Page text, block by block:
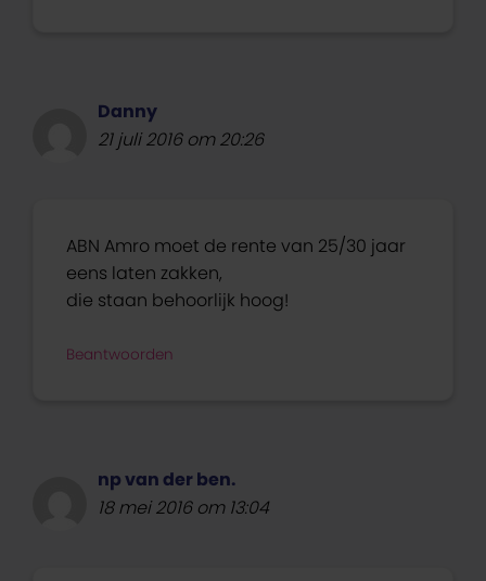
Danny
21 juli 2016 om 20:26
ABN Amro moet de rente van 25/30 jaar
eens laten zakken,
die staan behoorlijk hoog!
Beantwoorden
np van der ben.
18 mei 2016 om 13:04